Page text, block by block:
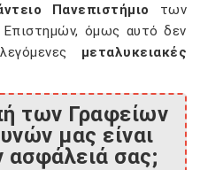
Πανεπιστήμιο των
Επιστημών, όμως αυτό δεν
μεταλυκειακές
των Γραφείων
μας είναι
ασφάλειά σας;